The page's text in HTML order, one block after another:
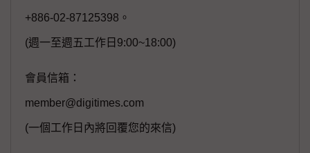
+886-02-87125398。
(週一至週五工作日9:00~18:00)
會員信箱：
member@digitimes.com
(一個工作日內將回覆您的來信)